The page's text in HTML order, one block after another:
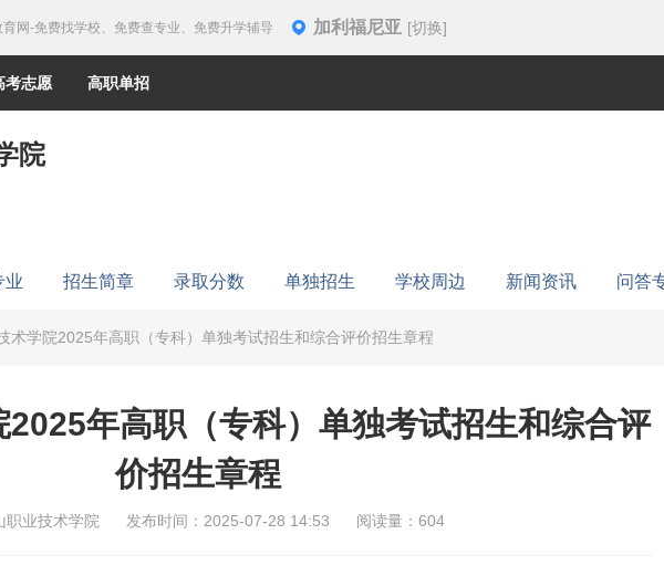
网-免费找学校、免费查专业、免费升学辅导 加利福尼亚 [切换]
考志愿 高职单招
院
业 招生简章 录取分数 单独招生 学校周边 新闻资讯 问答
术学院2025年高职（专科）单独考试招生和综合评价招生章程
年高职（专科）单独考试招生和综合评
价招生章程
职业技术学院 发布时间：2025-07-28 14:53 阅读量：604